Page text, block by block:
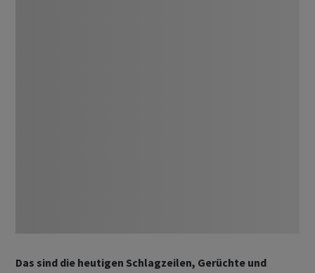
Das sind die heutigen Schlagzeilen, Gerüchte und